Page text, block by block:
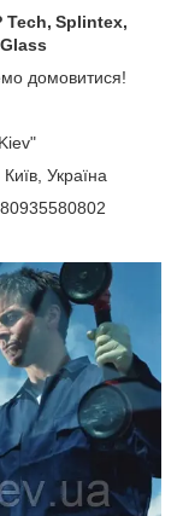
Tech, Splintex,
домовитися!
Україна